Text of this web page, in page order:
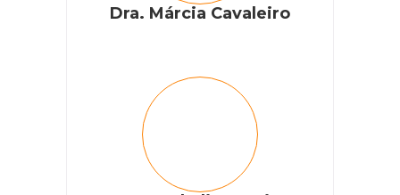
Dra. Márcia Cavaleiro